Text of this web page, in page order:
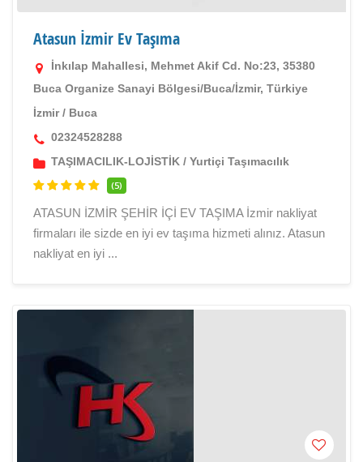
Atasun İzmir Ev Taşıma
İnkılap Mahallesi, Mehmet Akif Cd. No:23, 35380
Buca Organize Sanayi Bölgesi/Buca/İzmir, Türkiye
İzmir/ Buca
02324528288
TAŞIMACILIK-LOJİSTİK / Yurtiçi Taşımacılık
(5)
ATASUN İZMİR ŞEHİR İÇİ EV TAŞIMA İzmir nakliyat
firmaları ile sizde en iyi ev taşıma hizmeti alınız. Atasun
nakliyat en iyi ...